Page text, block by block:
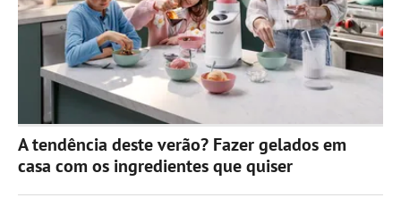
A tendência deste verão? Fazer gelados em
casa com os ingredientes que quiser